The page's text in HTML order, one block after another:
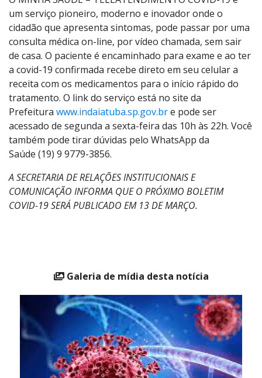
MINHA SAÚDE – TELEATENDIMENTO COVID-19
O MINHA SAÚDE – TELEATENDIMENTO COVID-19 é
um serviço pioneiro, moderno e inovador onde o
cidadão que apresenta sintomas, pode passar por uma
consulta médica on-line, por vídeo chamada, sem sair
de casa. O paciente é encaminhado para exame e ao ter
a covid-19 confirmada recebe direto em seu celular a
receita com os medicamentos para o início rápido do
tratamento. O link do serviço está no site da
Prefeitura www.indaiatuba.sp.gov.br
acessado de segunda a sexta-feira das 10h às 22h. Você
também pode tirar dúvidas pelo WhatsApp da
Saúde (19) 9 9779-3856.
Galeria de mídia desta notícia